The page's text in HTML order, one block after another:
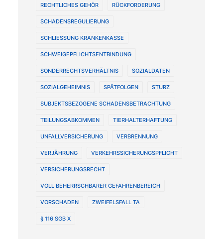
RECHTLICHES GEHÖR RÜCKFORDERUNG
SCHADENSREGULIERUNG
SCHLIESSUNG KRANKENKASSE
SCHWEIGEPFLICHTSENTBINDUNG
SONDERRECHTSVERHÄLTNIS SOZIALDATEN
SOZIALGEHEIMNIS SPÄTFOLGEN STURZ
SUBJEKTSBEZOGENE SCHADENSBETRACHTUNG
TEILUNGSABKOMMEN TIERHALTERHAFTUNG
UNFALLVERSICHERUNG VERBRENNUNG
VERJÄHRUNG VERKEHRSSICHERUNGSPFLICHT
VERSICHERUNGSRECHT
VOLL BEHERRSCHBARER GEFAHRENBEREICH
VORSCHADEN ZWEIFELSFALL TA
§ 116 SGB X